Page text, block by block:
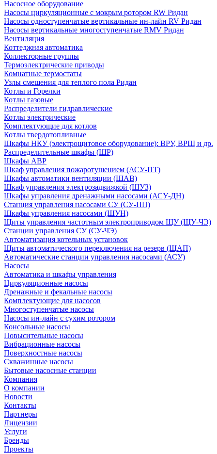
Насосное оборудование
Насосы циркуляционные с мокрым ротором RW Ридан
Насосы одноступенчатые вертикальные ин-лайн RV Ридан
Насосы вертикальные многоступенчатые RMV Ридан
Вентиляция
Коттеджная автоматика
Коллекторные группы
Термоэлектрические приводы
Комнатные термостаты
Узлы смешения для теплого пола Ридан
Котлы и Горелки
Котлы газовые
Распределители гидравлические
Котлы электрические
Комплектующие для котлов
Котлы твердотопливные
Шкафы НКУ (электрощитовое оборудование): ВРУ, ВРЩ и др.
Распределительные шкафы (ШР)
Шкафы АВР
Шкаф управления пожаротушением (АСУ-ПТ)
Шкафы автоматики вентиляции (ШАВ)
Шкаф управления электрозадвижкой (ШУЗ)
Шкафы управления дренажными насосами (АСУ-ДН)
Станция управления насосами СУ (СУ-ПП)
Шкафы управления насосами (ШУН)
Щиты управления частотным электроприводом ЩУ (ЩУ-ЧЭ)
Станции управления СУ (СУ-ЧЭ)
Автоматизация котельных установок
Щиты автоматического переключения на резерв (ЩАП)
Автоматические станции управления насосами (АСУ)
Насосы
Автоматика и шкафы управления
Циркуляционные насосы
Дренажные и фекальные насосы
Комплектующие для насосов
Многоступенчатые насосы
Насосы ин-лайн с сухим ротором
Консольные насосы
Повысительные насосы
Вибрационные насосы
Поверхностные насосы
Скважинные насосы
Бытовые насосные станции
Компания
О компании
Новости
Контакты
Партнеры
Лицензии
Услуги
Бренды
Проекты